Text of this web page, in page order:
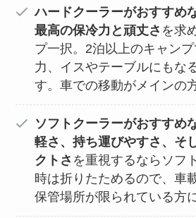
ハードクーラーがおすすめ
最高の保冷力と頑丈さ を求
プ一択。2泊以上のキャン
力、イスやテーブルにもな
す。車での移動がメインの
ソフトクーラーがおすすめ
軽さ、持ち運びやすさ、そ
クトさ を重視するならソフ
時は折りたためるので、車
保管場所が限られている方